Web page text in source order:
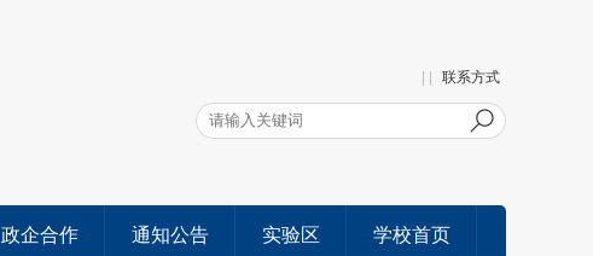
联系方式
政企合作 通知公告 实验区 学校首页